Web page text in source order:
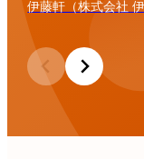
伊藤軒（株式会社 伊